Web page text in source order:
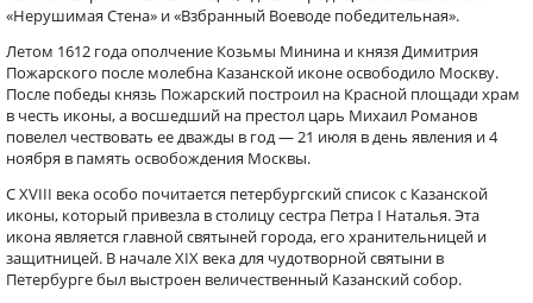
«Нерушимая Стена» и «Взбранный Воеводе победительная».
Летом 1612 года ополчение Козьмы Минина и князя Димитрия
Пожарского после молебна Казанской иконе освободило Москву.
После победы князь Пожарский построил на Красной площади храм
в честь иконы, а восшедший на престол царь Михаил Романов
повелел чествовать ее дважды в год — 21 июля в день явления и 4
ноября в память освобождения Москвы.
С XVIII века особо почитается петербургский список с Казанской
иконы, который привезла в столицу сестра Петра I Наталья. Эта
икона является главной святыней города, его хранительницей и
защитницей. В начале XIX века для чудотворной святыни в
Петербурге был выстроен величественный Казанский собор.